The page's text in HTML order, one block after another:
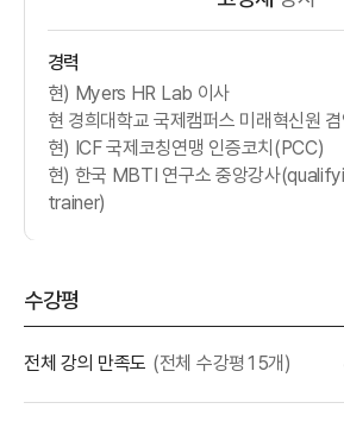
경력
현) Myers HR Lab 이사
현 경희대학교 국제캠퍼스 미래혁신원
현) ICF 국제코칭연맹 인증코치(PCC)
현) 한국 MBTI 연구소 중앙강사
trainer)
수강평
전체 강의 만족도 (전체 수강평15개)